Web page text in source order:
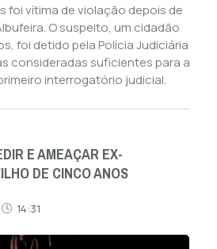
foi vítima de violação depois de
O suspeito, um cidadão
foi detido pela Polícia Judiciária
consideradas suficientes para a
interrogatório judicial.
E AMEAÇAR EX-
DE CINCO ANOS
14:31